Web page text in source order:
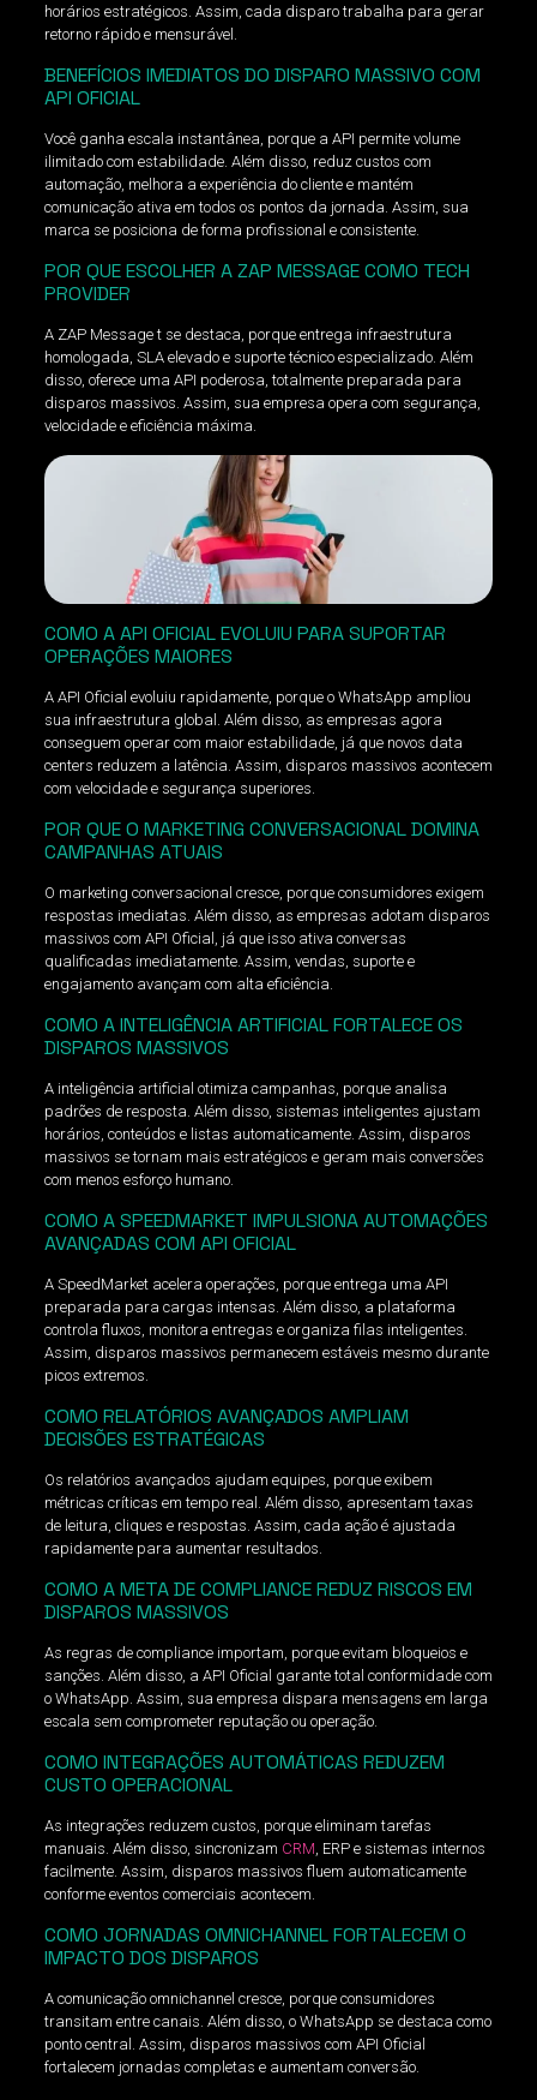
horários estratégicos. Assim, cada disparo trabalha para gerar
retorno rápido e mensurável.
BENEFÍCIOS IMEDIATOS DO DISPARO MASSIVO COM
API OFICIAL
Você ganha escala instantânea, porque a API permite volume
ilimitado com estabilidade. Além disso, reduz custos com
automação, melhora a experiência do cliente e mantém
comunicação ativa em todos os pontos da jornada. Assim, sua
marca se posiciona de forma profissional e consistente.
POR QUE ESCOLHER A ZAP MESSAGE COMO TECH
PROVIDER
A ZAP Message t se destaca, porque entrega infraestrutura
homologada, SLA elevado e suporte técnico especializado. Além
disso, oferece uma API poderosa, totalmente preparada para
disparos massivos. Assim, sua empresa opera com segurança,
velocidade e eficiência máxima.
COMO A API OFICIAL EVOLUIU PARA SUPORTAR
OPERAÇÕES MAIORES
A API Oficial evoluiu rapidamente, porque o WhatsApp ampliou
sua infraestrutura global. Além disso, as empresas agora
conseguem operar com maior estabilidade, já que novos data
centers reduzem a latência. Assim, disparos massivos acontecem
com velocidade e segurança superiores.
POR QUE O MARKETING CONVERSACIONAL DOMINA
CAMPANHAS ATUAIS
O marketing conversacional cresce, porque consumidores exigem
respostas imediatas. Além disso, as empresas adotam disparos
massivos com API Oficial, já que isso ativa conversas
qualificadas imediatamente. Assim, vendas, suporte e
engajamento avançam com alta eficiência.
COMO A INTELIGÊNCIA ARTIFICIAL FORTALECE OS
DISPAROS MASSIVOS
A inteligência artificial otimiza campanhas, porque analisa
padrões de resposta. Além disso, sistemas inteligentes ajustam
horários, conteúdos e listas automaticamente. Assim, disparos
massivos se tornam mais estratégicos e geram mais conversões
com menos esforço humano.
COMO A SPEEDMARKET IMPULSIONA AUTOMAÇÕES
AVANÇADAS COM API OFICIAL
A SpeedMarket acelera operações, porque entrega uma API
preparada para cargas intensas. Além disso, a plataforma
controla fluxos, monitora entregas e organiza filas inteligentes.
Assim, disparos massivos permanecem estáveis mesmo durante
picos extremos.
COMO RELATÓRIOS AVANÇADOS AMPLIAM
DECISÕES ESTRATÉGICAS
Os relatórios avançados ajudam equipes, porque exibem
métricas críticas em tempo real. Além disso, apresentam taxas
de leitura, cliques e respostas. Assim, cada ação é ajustada
rapidamente para aumentar resultados.
COMO A META DE COMPLIANCE REDUZ RISCOS EM
DISPAROS MASSIVOS
As regras de compliance importam, porque evitam bloqueios e
sanções. Além disso, a API Oficial garante total conformidade com
o WhatsApp. Assim, sua empresa dispara mensagens em larga
escala sem comprometer reputação ou operação.
COMO INTEGRAÇÕES AUTOMÁTICAS REDUZEM
CUSTO OPERACIONAL
As integrações reduzem custos, porque eliminam tarefas
manuais. Além disso, sincronizam CRM, ERP e sistemas internos
facilmente. Assim, disparos massivos fluem automaticamente
conforme eventos comerciais acontecem.
COMO JORNADAS OMNICHANNEL FORTALECEM O
IMPACTO DOS DISPAROS
A comunicação omnichannel cresce, porque consumidores
transitam entre canais. Além disso, o WhatsApp se destaca como
ponto central. Assim, disparos massivos com API Oficial
fortalecem jornadas completas e aumentam conversão.